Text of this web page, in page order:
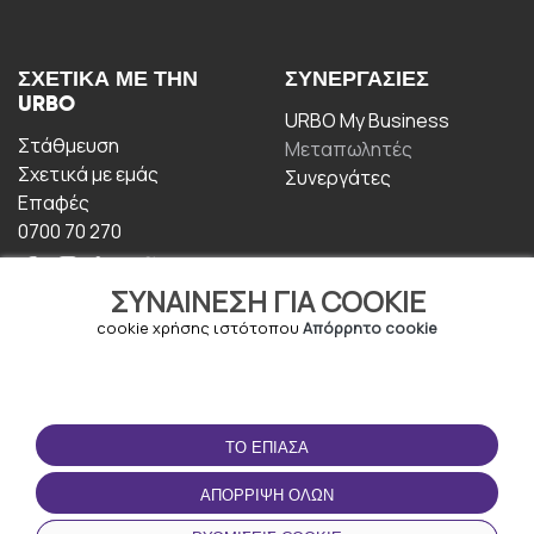
ΣΥΝΑΊΝΕΣΗ ΓΙΑ COOKIE
cookie χρήσης ιστότοπου Απόρρητο cookie
ΤΟ ΈΠΙΑΣΑ
ΑΠΌΡΡΙΨΗ ΌΛΩΝ
ΣΧΕΤΙΚΆ ΜΕ ΤΗΝ
URBO
Στάθμευση
Σχετικά με εμάς
Επαφές
0700 70 270
ΣΥΝΕΡΓΑΣΊΕΣ
URBO My Business
Μεταπωλητές
Συνεργάτες
ΟΡΟΙ ΧΡΉΣΗΣ
Οροι και Προϋποθέσεις
Πολιτική απορρήτου
ΚΑΤΕΒΆΣΤΕ ΤΗΝ
ΕΦΑΡΜΟΓΉ